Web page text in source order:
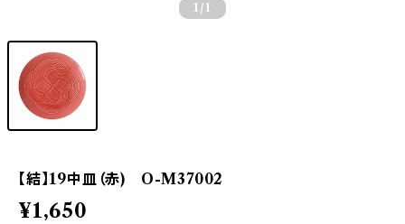
1 /1
【結】19中皿（赤) O-M37002
¥1,650